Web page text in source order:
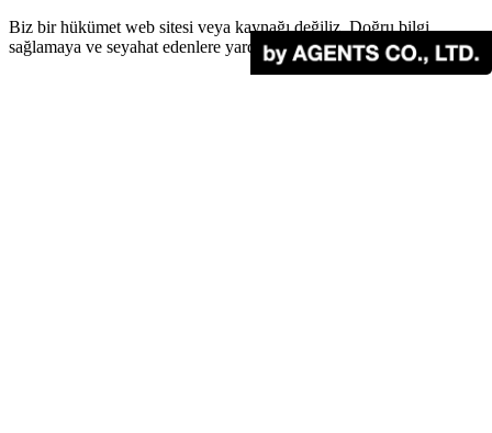
Biz bir hükümet web sitesi veya kaynağı değiliz. Doğru bilgi
sağlamaya ve seyahat edenlere yardımcı olmaya çalışıyoruz.